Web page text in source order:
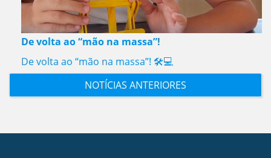
De volta ao “mão na massa”!
De volta ao “mão na massa”! 🛠️💻
NOTÍCIAS ANTERIORES